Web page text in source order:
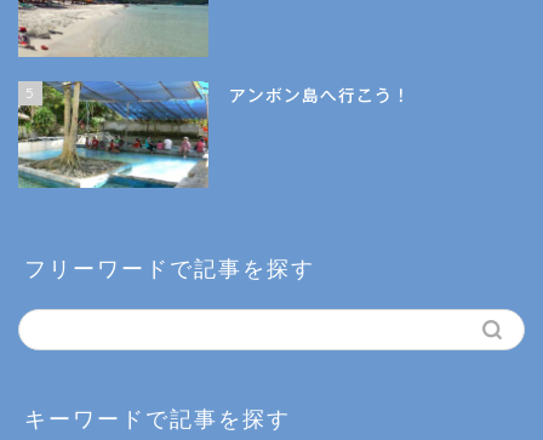
5 アンボン島へ行こう！
フリーワードで記事を探す
キーワードで記事を探す